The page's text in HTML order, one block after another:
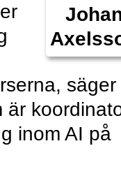
säger
är
inom AI på